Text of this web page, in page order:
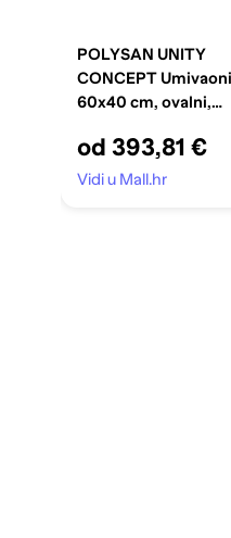
POLYSAN UNITY
CONCEPT
60x40 cm, ovalni,
mramor, antracit mat
od 393,81 €
Vidi u Mall.hr